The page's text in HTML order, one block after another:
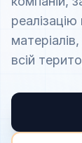
всій